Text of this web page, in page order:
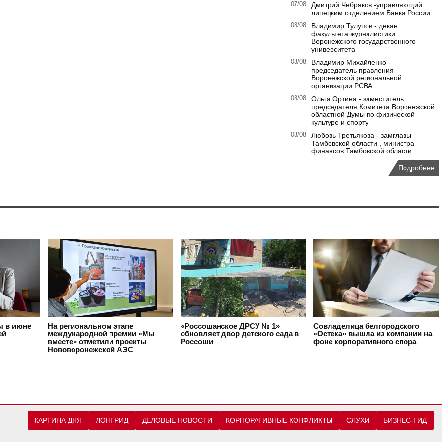
07/08
Дмитрий Чебряков -управляющий
липецким отделением Банка России
08/08
Владимир Тулупов - декан
факультета журналистики
Воронежского государственного
университета
08/08
Владимир Михайленко -
председатель правления
Воронежской региональной
организации РСВА
08/08
Ольга Ортина - заместитель
председателя Комитета Воронежской
областной Думы по физической
культуре и спорту
08/08
Любовь Третьякова - замглавы
Тамбовской области , министра
финансов Тамбовской области
Подробнее
в июне
На региональном этапе
международной премии «Мы
вместе» отметили проекты
Нововоронежской АЭС
«Россошанское ДРСУ № 1»
обновляет двор детского сада в
Россоши
Совладелица белгородского
«Остека» вышла из компании на
фоне корпоративного спора
КАРТИНА ДНЯ ЛОНГРИД ДЕЛОВЫЕ НОВОСТИ КОРПОРАТИВНЫЕ КОНФЛИКТЫ СЛУХИ БИЗНЕС-ГИД